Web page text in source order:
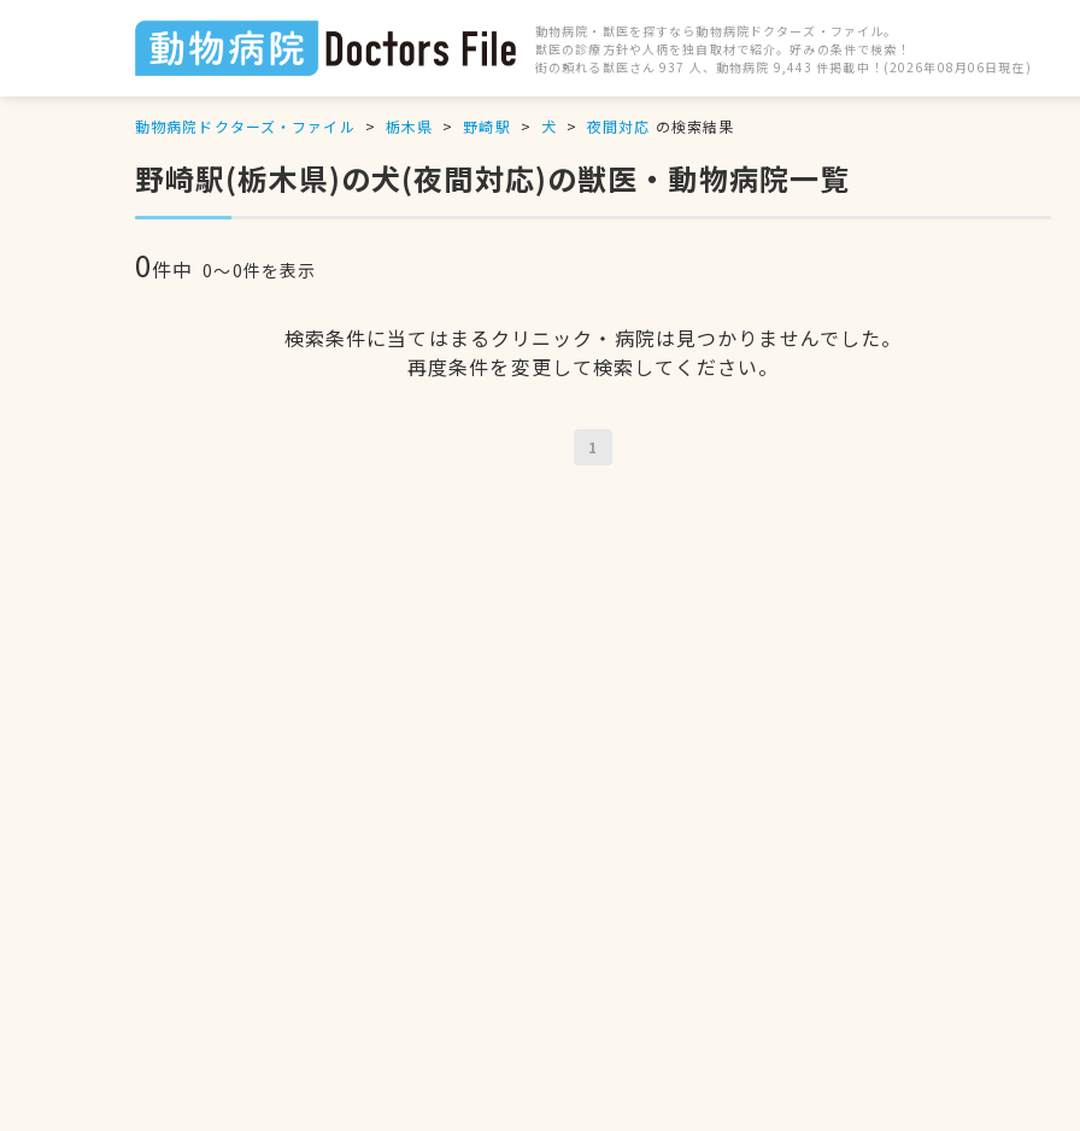
動物病院・獣医を探すなら動物病院ドクターズ・ファイル。
獣医の診療方針や人柄を独自取材で紹介。好みの条件で検索！
街の頼れる獣医さん 937 人、動物病院 9,443 件掲載中！(2026年08月06日現在)
動物病院ドクターズ・ファイル 栃木県 野崎駅 犬 夜間対応 の検索結果
野崎駅(栃木県)の犬(夜間対応)の獣医・動物病院一覧
0件中 0〜0件を表示
検索条件に当てはまるクリニック・病院は見つかりませんでした。
再度条件を変更して検索してください。
1